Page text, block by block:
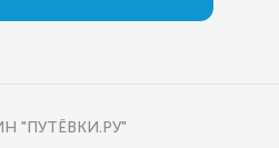
"ПУТЁВКИ.РУ"